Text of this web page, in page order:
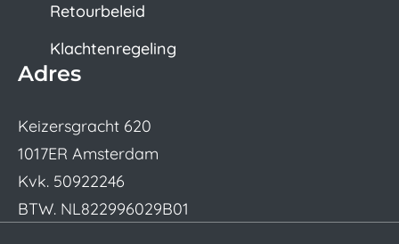
Retourbeleid
Klachtenregeling
Adres
Keizersgracht 620
1017ER Amsterdam
Kvk. 50922246
BTW. NL822996029B01